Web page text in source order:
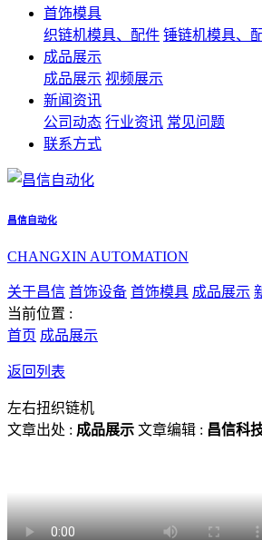
首饰模具
织链机模具、配件 锤链机模具、
成品展示
成品展示 视频展示
新闻资讯
公司动态 行业资讯 常见问题
联系方式
昌信自动化
CHANGXIN AUTOMATION
关于昌信 首饰设备 首饰模具 成品展示
当前位置 :
首页 成品展示
返回列表
左右扭织链机
文章出处 : 成品展示 文章编辑 : 昌信科